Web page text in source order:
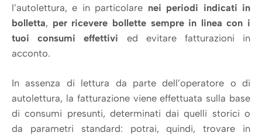
l’autolettura, e in particolare nei periodi indicati in
bolletta, per ricevere bollette sempre in linea con i
tuoi consumi effettivi ed evitare fatturazioni in
acconto.
In assenza di lettura da parte dell’operatore o di
autolettura, la fatturazione viene effettuata sulla base
di consumi presunti, determinati dai quelli storici o
da parametri standard: potrai, quindi, trovare in